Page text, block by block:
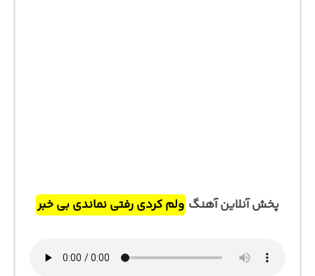
پخش آنلاین آهنگ ولم کردی رفتی نماندی بی خبر